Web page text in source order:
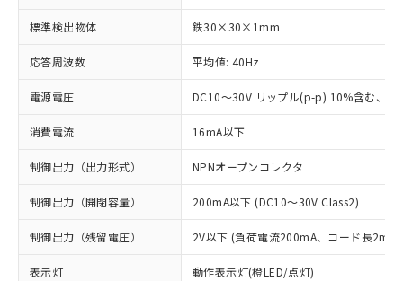
標準検出物体 鉄30×30×1mm
応答周波数 平均値: 40Hz
電源電圧 DC10～30V リップル(p-p) 10%含む、
消費電流 16mA以下
制御出力（出力形式） NPNオープンコレクタ
制御出力（開閉容量） 200mA以下 (DC10～30V Class2)
制御出力（残留電圧） 2V以下 (負荷電流200mA、コード長2m時
表示灯 動作表示灯(橙LED/点灯)